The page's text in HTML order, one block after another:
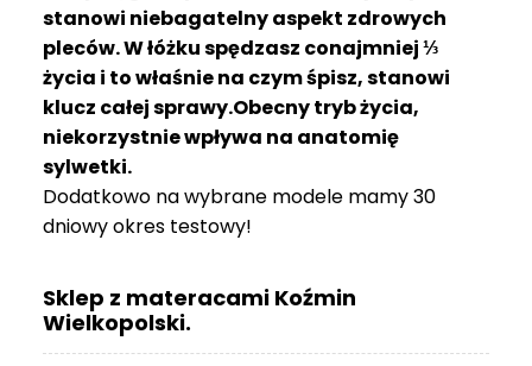
stanowi niebagatelny aspekt zdrowych
pleców. W łóżku spędzasz conajmniej ⅓
życia i to właśnie na czym śpisz, stanowi
klucz całej sprawy.Obecny tryb życia,
niekorzystnie wpływa na anatomię
sylwetki.
Dodatkowo na wybrane modele mamy 30
dniowy okres testowy!
Sklep z materacami Koźmin
Wielkopolski.